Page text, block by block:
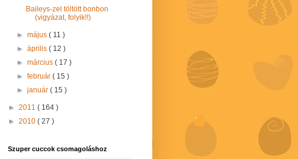
Baileys-zel töltött bonbon
(vigyázat, folyik!!)
►május( 11 )
►április( 12 )
►március( 17 )
►február( 15 )
►január( 15 )
► 2011 ( 164 )
► 2010 ( 27 )
Szuper cuccok csomagoláshoz